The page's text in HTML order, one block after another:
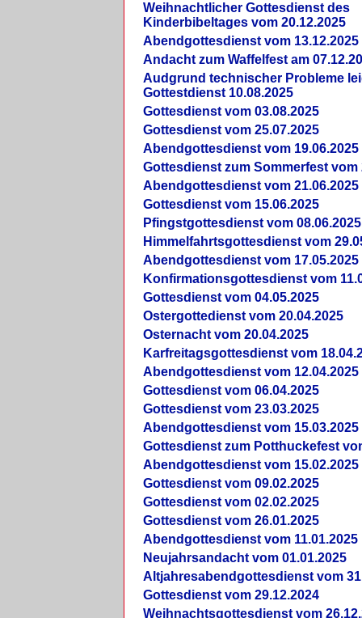
Weihnachtlicher Gottesdienst des
Kinderbibeltages vom 20.12.2025
Abendgottesdienst vom 13.12.2025
Andacht zum Waffelfest am
Audgrund technischer Probleme
Gottestdienst 10.08.2025
Gottesdienst vom 03.08.2025
Gottesdienst vom 25.07.2025
Abendgottesdienst vom 19.06.2025
Gottesdienst zum Sommerfest vom
Abendgottesdienst vom 21.06.2025
Gottesdienst vom 15.06.2025
Pfingstgottesdienst vom 08.06.2025
Himmelfahrtsgottesdienst vom
Abendgottesdienst vom 17.05.2025
Konfirmationsgottesdienst vom
Gottesdienst vom 04.05.2025
Ostergottedienst vom 20.04.2025
Osternacht vom 20.04.2025
Karfreitagsgottesdienst vom
Abendgottesdienst vom 12.04.2025
Gottesdienst vom 06.04.2025
Gottesdienst vom 23.03.2025
Abendgottesdienst vom 15.03.2025
Gottesdienst zum Potthuckefest
Abendgottesdienst vom 15.02.2025
Gottesdienst vom 09.02.2025
Gottesdienst vom 02.02.2025
Gottesdienst vom 26.01.2025
Abendgottesdienst vom 11.01.2025
Neujahrsandacht vom 01.01.2025
Altjahresabendgottesdienst vom
Gottesdienst vom 29.12.2024
Weihnachtsgottesdienst vom